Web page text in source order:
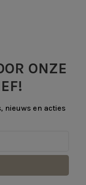
ONZE
nieuws en acties